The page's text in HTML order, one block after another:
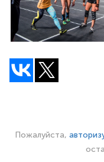
Пожалуйста,